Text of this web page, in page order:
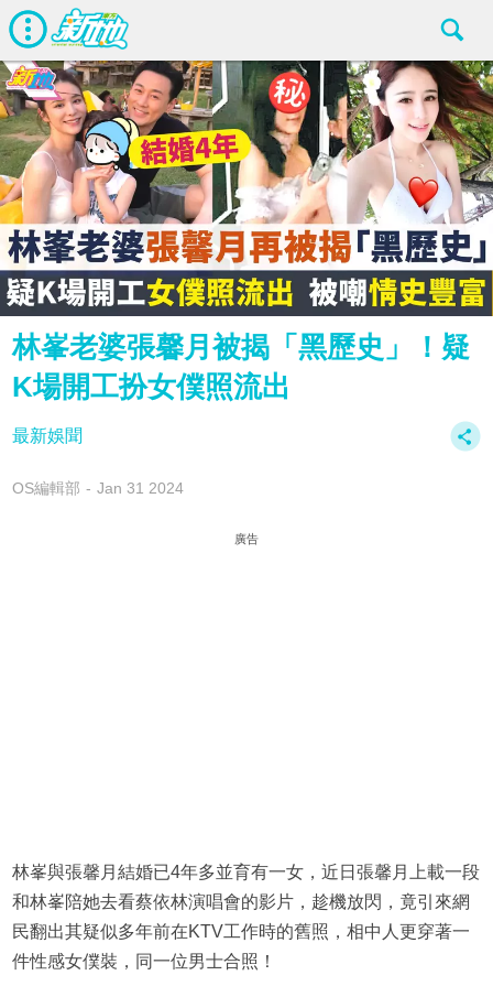
林峯老婆張馨月被揭「黑歷史」！疑
K場開工扮女僕照流出
最新娛聞
OS編輯部 Jan 31 2024
廣告
林峯與張馨月結婚已4年多並育有一女，近日張馨月上載一段
和林峯陪她去看蔡依林演唱會的影片，趁機放閃，竟引來網
民翻出其疑似多年前在KTV工作時的舊照，相中人更穿著一
件性感女僕裝，同一位男士合照！